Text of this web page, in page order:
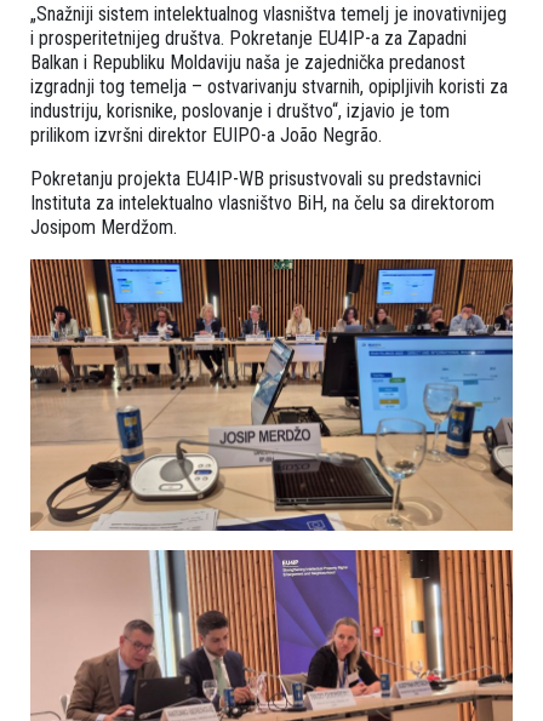
„Snažniji sistem intelektualnog vlasništva temelj je inovativnijeg
i prosperitetnijeg društva. Pokretanje EU4IP-a za Zapadni
Balkan i Republiku Moldaviju naša je zajednička predanost
izgradnji tog temelja – ostvarivanju stvarnih, opipljivih koristi za
industriju, korisnike, poslovanje i društvo“, izjavio je tom
prilikom izvršni direktor EUIPO-a João Negrão.
Pokretanju projekta EU4IP-WB prisustvovali su predstavnici
Instituta za intelektualno vlasništvo BiH, na čelu sa direktorom
Josipom Merdžom.